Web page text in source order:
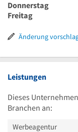
Donnerstag
Freitag
Änderung
Leistungen
Dieses
Branchen an:
Werbeagentur